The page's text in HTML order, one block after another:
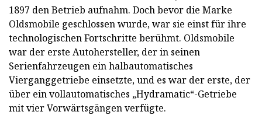
1897 den Betrieb aufnahm. Doch bevor die Marke
Oldsmobile geschlossen wurde, war sie einst für ihre
technologischen Fortschritte berühmt. Oldsmobile
war der erste Autohersteller, der in seinen
Serienfahrzeugen ein halbautomatisches
Vierganggetriebe einsetzte, und es war der erste, der
über ein vollautomatisches „Hydramatic“-Getriebe
mit vier Vorwärtsgängen verfügte.